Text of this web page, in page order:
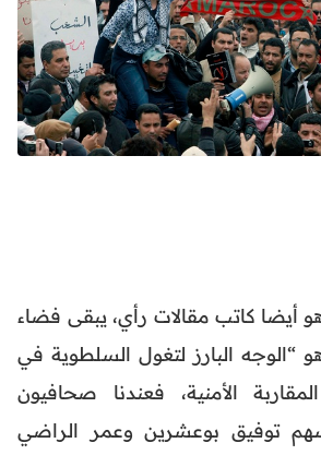
أيضا كاتب مقالات رأي، يبقى فضاء
“الوجه البارز لتغول السلطوية في
الأمنية، فعندنا صحافيون
توفيق بوعشرين وعمر الراضي